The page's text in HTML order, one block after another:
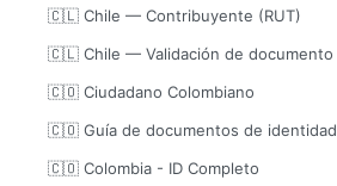
🇨🇱 Chile — Contribuyente (RUT)
🇨🇱 Chile — Validación de documento
🇨🇴 Ciudadano Colombiano
🇨🇴 Guía de documentos de identidad
🇨🇴 Colombia - ID Completo